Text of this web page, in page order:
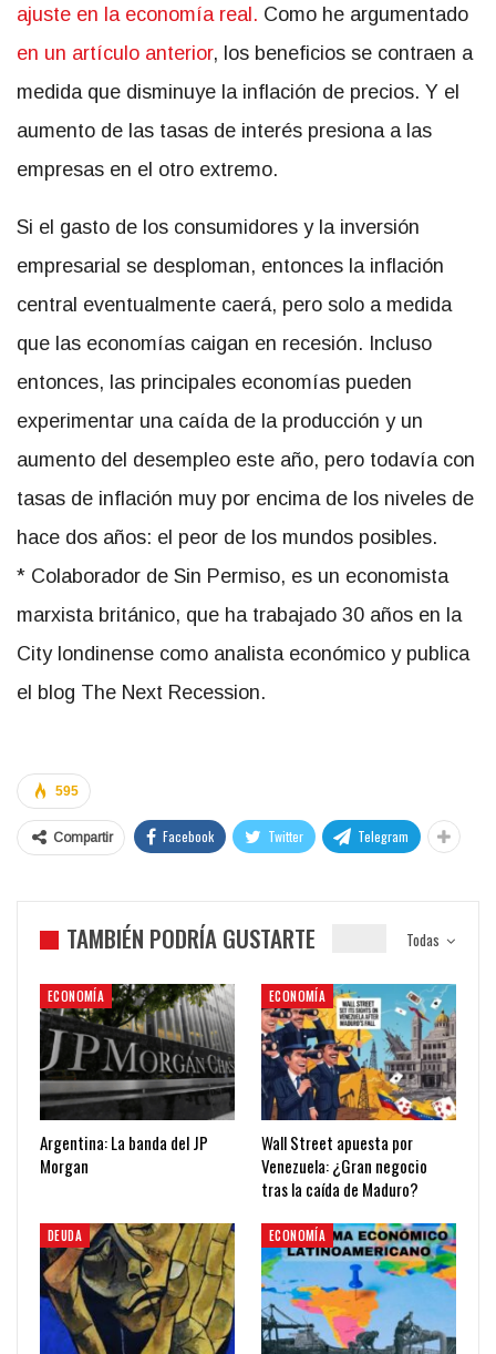
ajuste en la economía real. Como he argumentado
en un artículo anterior, los beneficios se contraen a
medida que disminuye la inflación de precios. Y el
aumento de las tasas de interés presiona a las
empresas en el otro extremo.
Si el gasto de los consumidores y la inversión
empresarial se desploman, entonces la inflación
central eventualmente caerá, pero solo a medida
que las economías caigan en recesión. Incluso
entonces, las principales economías pueden
experimentar una caída de la producción y un
aumento del desempleo este año, pero todavía con
tasas de inflación muy por encima de los niveles de
hace dos años: el peor de los mundos posibles.
* Colaborador de Sin Permiso, es un economista
marxista británico, que ha trabajado 30 años en la
City londinense como analista económico y publica
el blog The Next Recession.
595
Compartir Facebook Twitter Telegram
Todas
TAMBIÉN PODRÍA GUSTARTE
ECONOMÍA
Argentina: La banda del JP
Morgan
ECONOMÍA
Wall Street apuesta por
Venezuela: ¿Gran negocio
tras la caída de Maduro?
DEUDA ECONOMÍA